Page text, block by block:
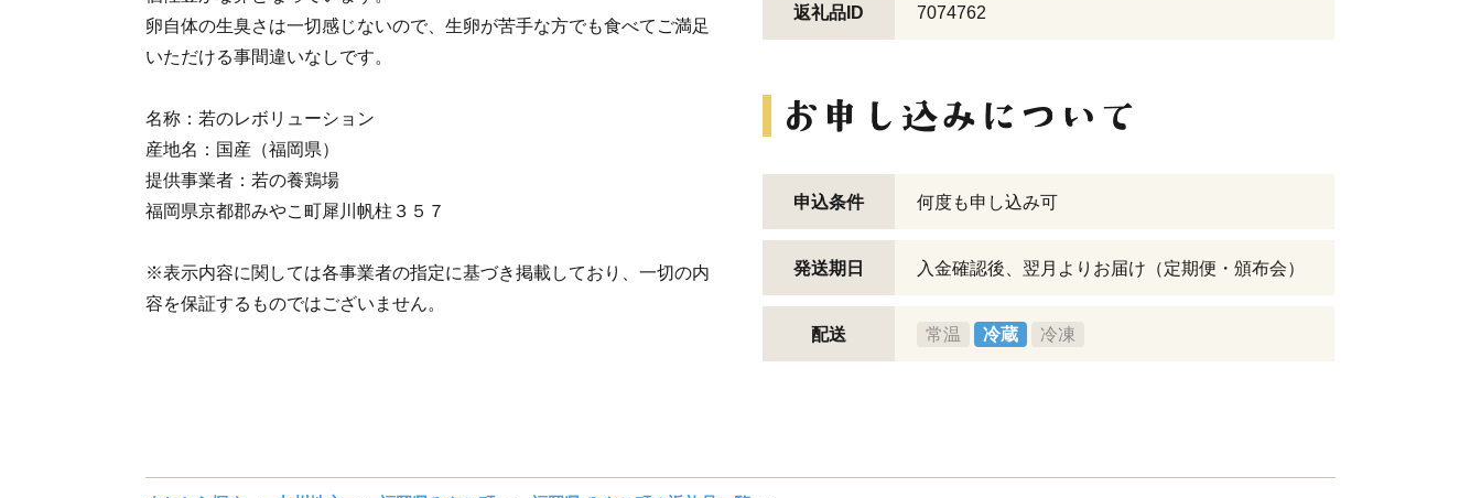
卵自体の生臭さは一切感じないので、生卵が苦手な方でも食べてご満足
いただける事間違いなしです。
名称：若のレボリューション
産地名：国産（福岡県）
提供事業者：若の養鶏場
福岡県京都郡みやこ町犀川帆柱３５７
※表示内容に関しては各事業者の指定に基づき掲載しており、一切の内
容を保証するものではございません。
返礼品ID 7074762
申込条件 何度も申し込み可
発送期日 入金確認後、翌月よりお届け（定期便・頒布会）
配送 常温 冷蔵 冷凍